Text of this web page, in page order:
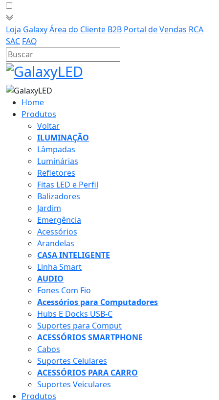
Loja GalaxyÁrea do Cliente B2B Portal de Vendas RCA
SAC FAQ
Home
Produtos
Voltar
ILUMINAÇÃO
Lâmpadas
Luminárias
Refletores
Fitas LED e Perfil
Balizadores
Jardim
Emergência
Acessórios
Arandelas
CASA INTELIGENTE
Linha Smart
AUDIO
Fones Com Fio
Acessórios para Computadores
Hubs E Docks USB-C
Suportes para Comput
ACESSÓRIOS SMARTPHONE
Cabos
Suportes Celulares
ACESSÓRIOS PARA CARRO
Suportes Veiculares
Produtos